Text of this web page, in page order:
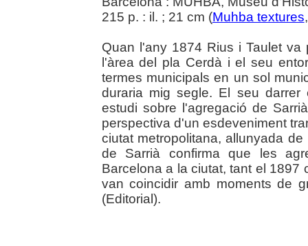
215 p. : il. ; 21 cm (Muhba textures
Quan l'any 1874 Rius i Taulet va
l'àrea del pla Cerdà i el seu
termes municipals en un sol
duraria mig segle. El seu
estudi sobre l'agregació de
perspectiva d'un esdeveniment
ciutat metropolitana, allunyada
de Sarrià confirma que les
Barcelona a la ciutat, tant el
van coincidir amb moments de
(Editorial).